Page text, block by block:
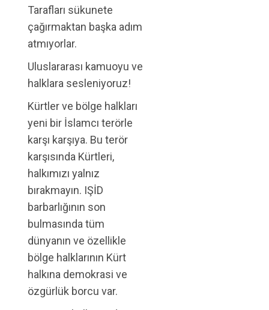
Tarafları sükunete
çağırmaktan başka adım
atmıyorlar.
Uluslararası kamuoyu ve
halklara sesleniyoruz!
Kürtler ve bölge halkları
yeni bir İslamcı terörle
karşı karşıya. Bu terör
karşısında Kürtleri,
halkımızı yalnız
bırakmayın. IŞİD
barbarlığının son
bulmasında tüm
dünyanın ve özellikle
bölge halklarının Kürt
halkına demokrasi ve
özgürlük borcu var.